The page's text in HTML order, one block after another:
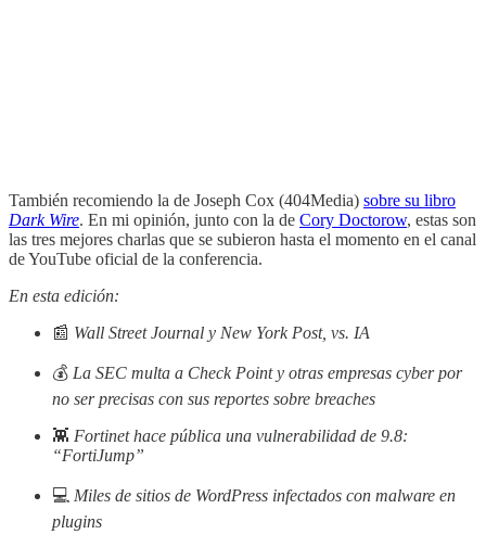
También recomiendo la de Joseph Cox (404Media) sobre su libro
Dark Wire. En mi opinión, junto con la de Cory Doctorow, estas son
las tres mejores charlas que se subieron hasta el momento en el canal
de YouTube oficial de la conferencia.
En esta edición:
📰 Wall Street Journal y New York Post, vs. IA
💰 La SEC multa a Check Point y otras empresas cyber por
no ser precisas con sus reportes sobre breaches
👾 Fortinet hace pública una vulnerabilidad de 9.8:
“FortiJump”
💻 Miles de sitios de WordPress infectados con malware en
plugins